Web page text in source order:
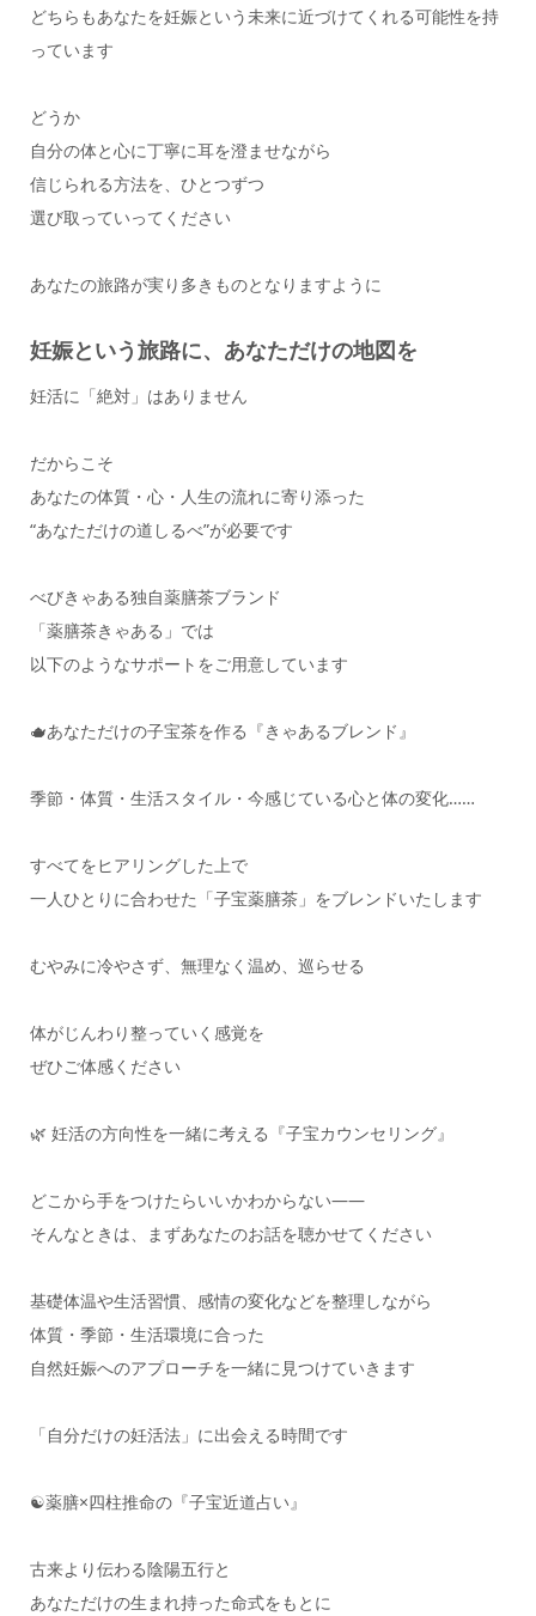
どちらもあなたを妊娠という未来に近づけてくれる可能性を持
っています
どうか
自分の体と心に丁寧に耳を澄ませながら
信じられる方法を、ひとつずつ
選び取っていってください
あなたの旅路が実り多きものとなりますように
妊娠という旅路に、あなただけの地図を
妊活に「絶対」はありません
だからこそ
あなたの体質・心・人生の流れに寄り添った
“あなただけの道しるべ”が必要です
べびきゃある独自薬膳茶ブランド
「薬膳茶きゃある」では
以下のようなサポートをご用意しています
🫖あなただけの子宝茶を作る『きゃあるブレンド』
季節・体質・生活スタイル・今感じている心と体の変化……
すべてをヒアリングした上で
一人ひとりに合わせた「子宝薬膳茶」をブレンドいたします
むやみに冷やさず、無理なく温め、巡らせる
体がじんわり整っていく感覚を
ぜひご体感ください
🌿 妊活の方向性を一緒に考える『子宝カウンセリング』
どこから手をつけたらいいかわからない――
そんなときは、まずあなたのお話を聴かせてください
基礎体温や生活習慣、感情の変化などを整理しながら
体質・季節・生活環境に合った
自然妊娠へのアプローチを一緒に見つけていきます
「自分だけの妊活法」に出会える時間です
☯️薬膳×四柱推命の『子宝近道占い』
古来より伝わる陰陽五行と
あなただけの生まれ持った命式をもとに